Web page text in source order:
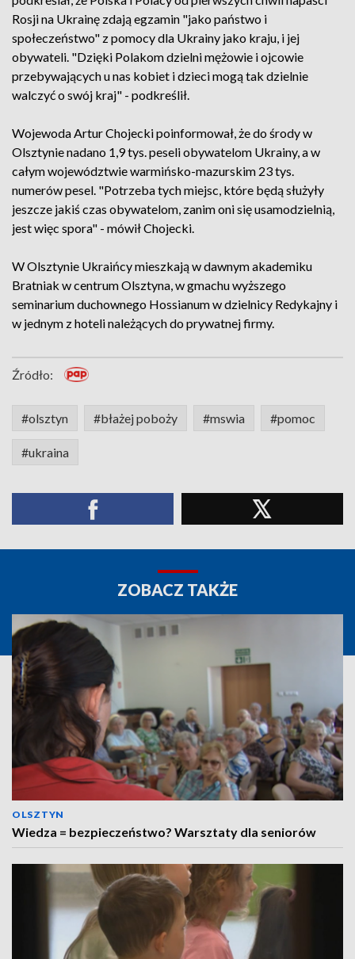
Rosji na Ukrainę zdają egzamin "jako państwo i
społeczeństwo" z pomocy dla Ukrainy jako kraju, i jej
obywateli. "Dzięki Polakom dzielni mężowie i ojcowie
przebywających u nas kobiet i dzieci mogą tak dzielnie
walczyć o swój kraj" - podkreślił.
Wojewoda Artur Chojecki poinformował, że do środy w
Olsztynie nadano 1,9 tys. peseli obywatelom Ukrainy, a w
całym województwie warmińsko-mazurskim 23 tys.
numerów pesel. "Potrzeba tych miejsc, które będą służyły
jeszcze jakiś czas obywatelom, zanim oni się usamodzielnią,
jest więc spora" - mówił Chojecki.
W Olsztynie Ukraińcy mieszkają w dawnym akademiku
Bratniak w centrum Olsztyna, w gmachu wyższego
seminarium duchownego Hossianum w dzielnicy Redykajny i
w jednym z hoteli należących do prywatnej firmy.
Źródło:
#olsztyn #błażej poboży #mswia #pomoc
#ukraina
ZOBACZ TAKŻE
OLSZTYN
Wiedza = bezpieczeństwo? Warsztaty dla seniorów